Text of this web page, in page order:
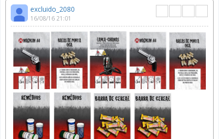
excluido_2080
16/08/16 21:01